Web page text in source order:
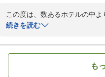
館内も騒がしく無く快適に眠れ
PCが出来る机。ビジネス宿泊だ
っとやり辛かったです。総合的
この度は、数あるホテルの中
お選びいただき、誠にありがと
す。
セルフチェックインの際には
続きを読む
も